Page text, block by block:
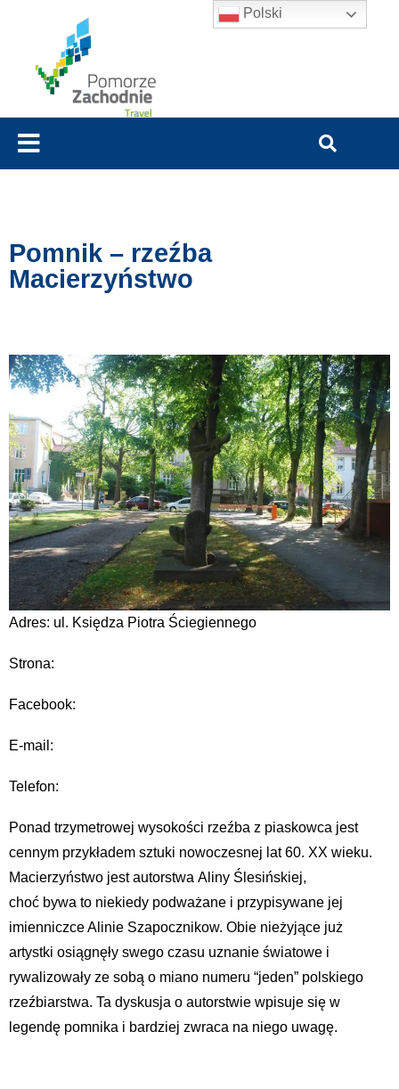
Pomnik – rzeźba
Macierzyństwo
Adres: ul. Księdza Piotra Ściegiennego
Strona:
Facebook:
E-mail:
Telefon:
Ponad trzymetrowej wysokości rzeźba z piaskowca jest
cennym przykładem sztuki nowoczesnej lat 60. XX wieku.
Macierzyństwo jest autorstwa Aliny Ślesińskiej,
choć bywa to niekiedy podważane i przypisywane jej
imienniczce Alinie Szapocznikow. Obie nieżyjące już
artystki osiągnęły swego czasu uznanie światowe i
rywalizowały ze sobą o miano numeru “jeden” polskiego
rzeźbiarstwa. Ta dyskusja o autorstwie wpisuje się w
legendę pomnika i bardziej zwraca na niego uwagę.
Polski